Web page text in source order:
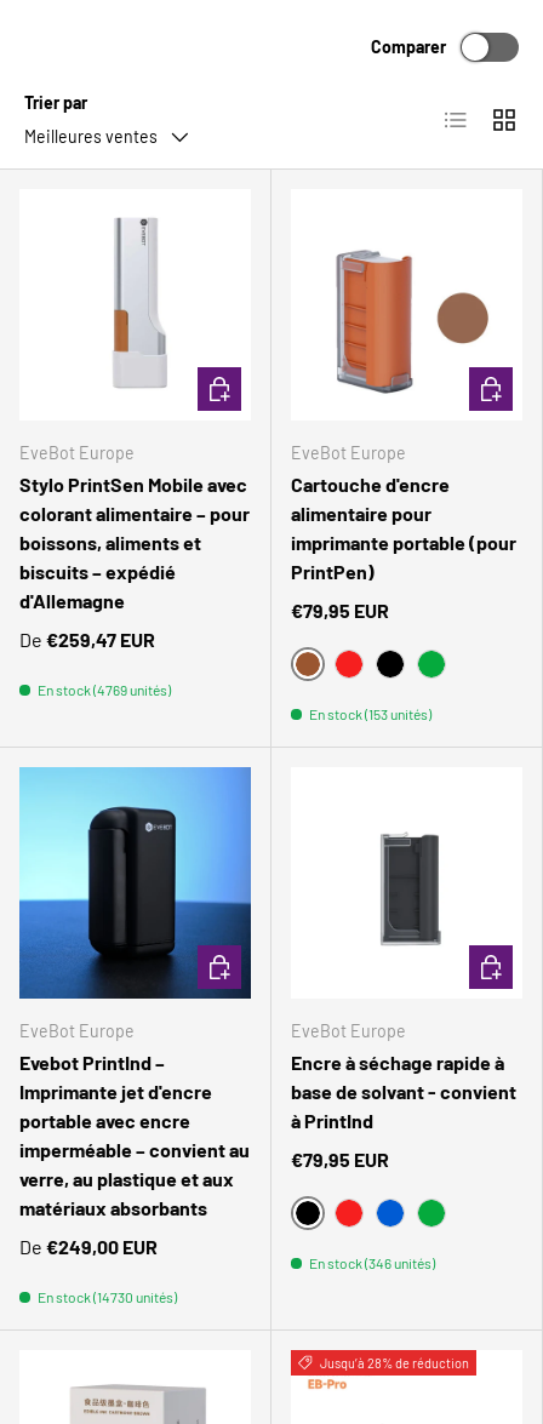
Trier par
Meilleures ventes
Comparer
Liste Grille
EveBot Europe
Stylo PrintSen Mobile avec
colorant alimentaire – pour
boissons, aliments et
biscuits – expédié
d'Allemagne
De €259,47 EUR
En stock (4769 unités)
CHOISIR LES OPTIONS
EveBot Europe
Cartouche d'encre
alimentaire pour
imprimante portable (pour
PrintPen)
€79,95 EUR
BRAUNPOURRIR
NOIR VERT
En stock (153 unités)
EveBot Europe
Evebot PrintInd –
Imprimante jet d'encre
portable avec encre
imperméable – convient au
verre, au plastique et aux
matériaux absorbants
De €249,00 EUR
En stock (14730 unités)
CHOISIR LES OPTIONS
EveBot Europe
Encre à séchage rapide à
base de solvant - convient
à PrintInd
€79,95 EUR
NOIRPOURRIRBLEUVERT
En stock (346 unités)
Comparer
Jusqu’à 28% de réduction